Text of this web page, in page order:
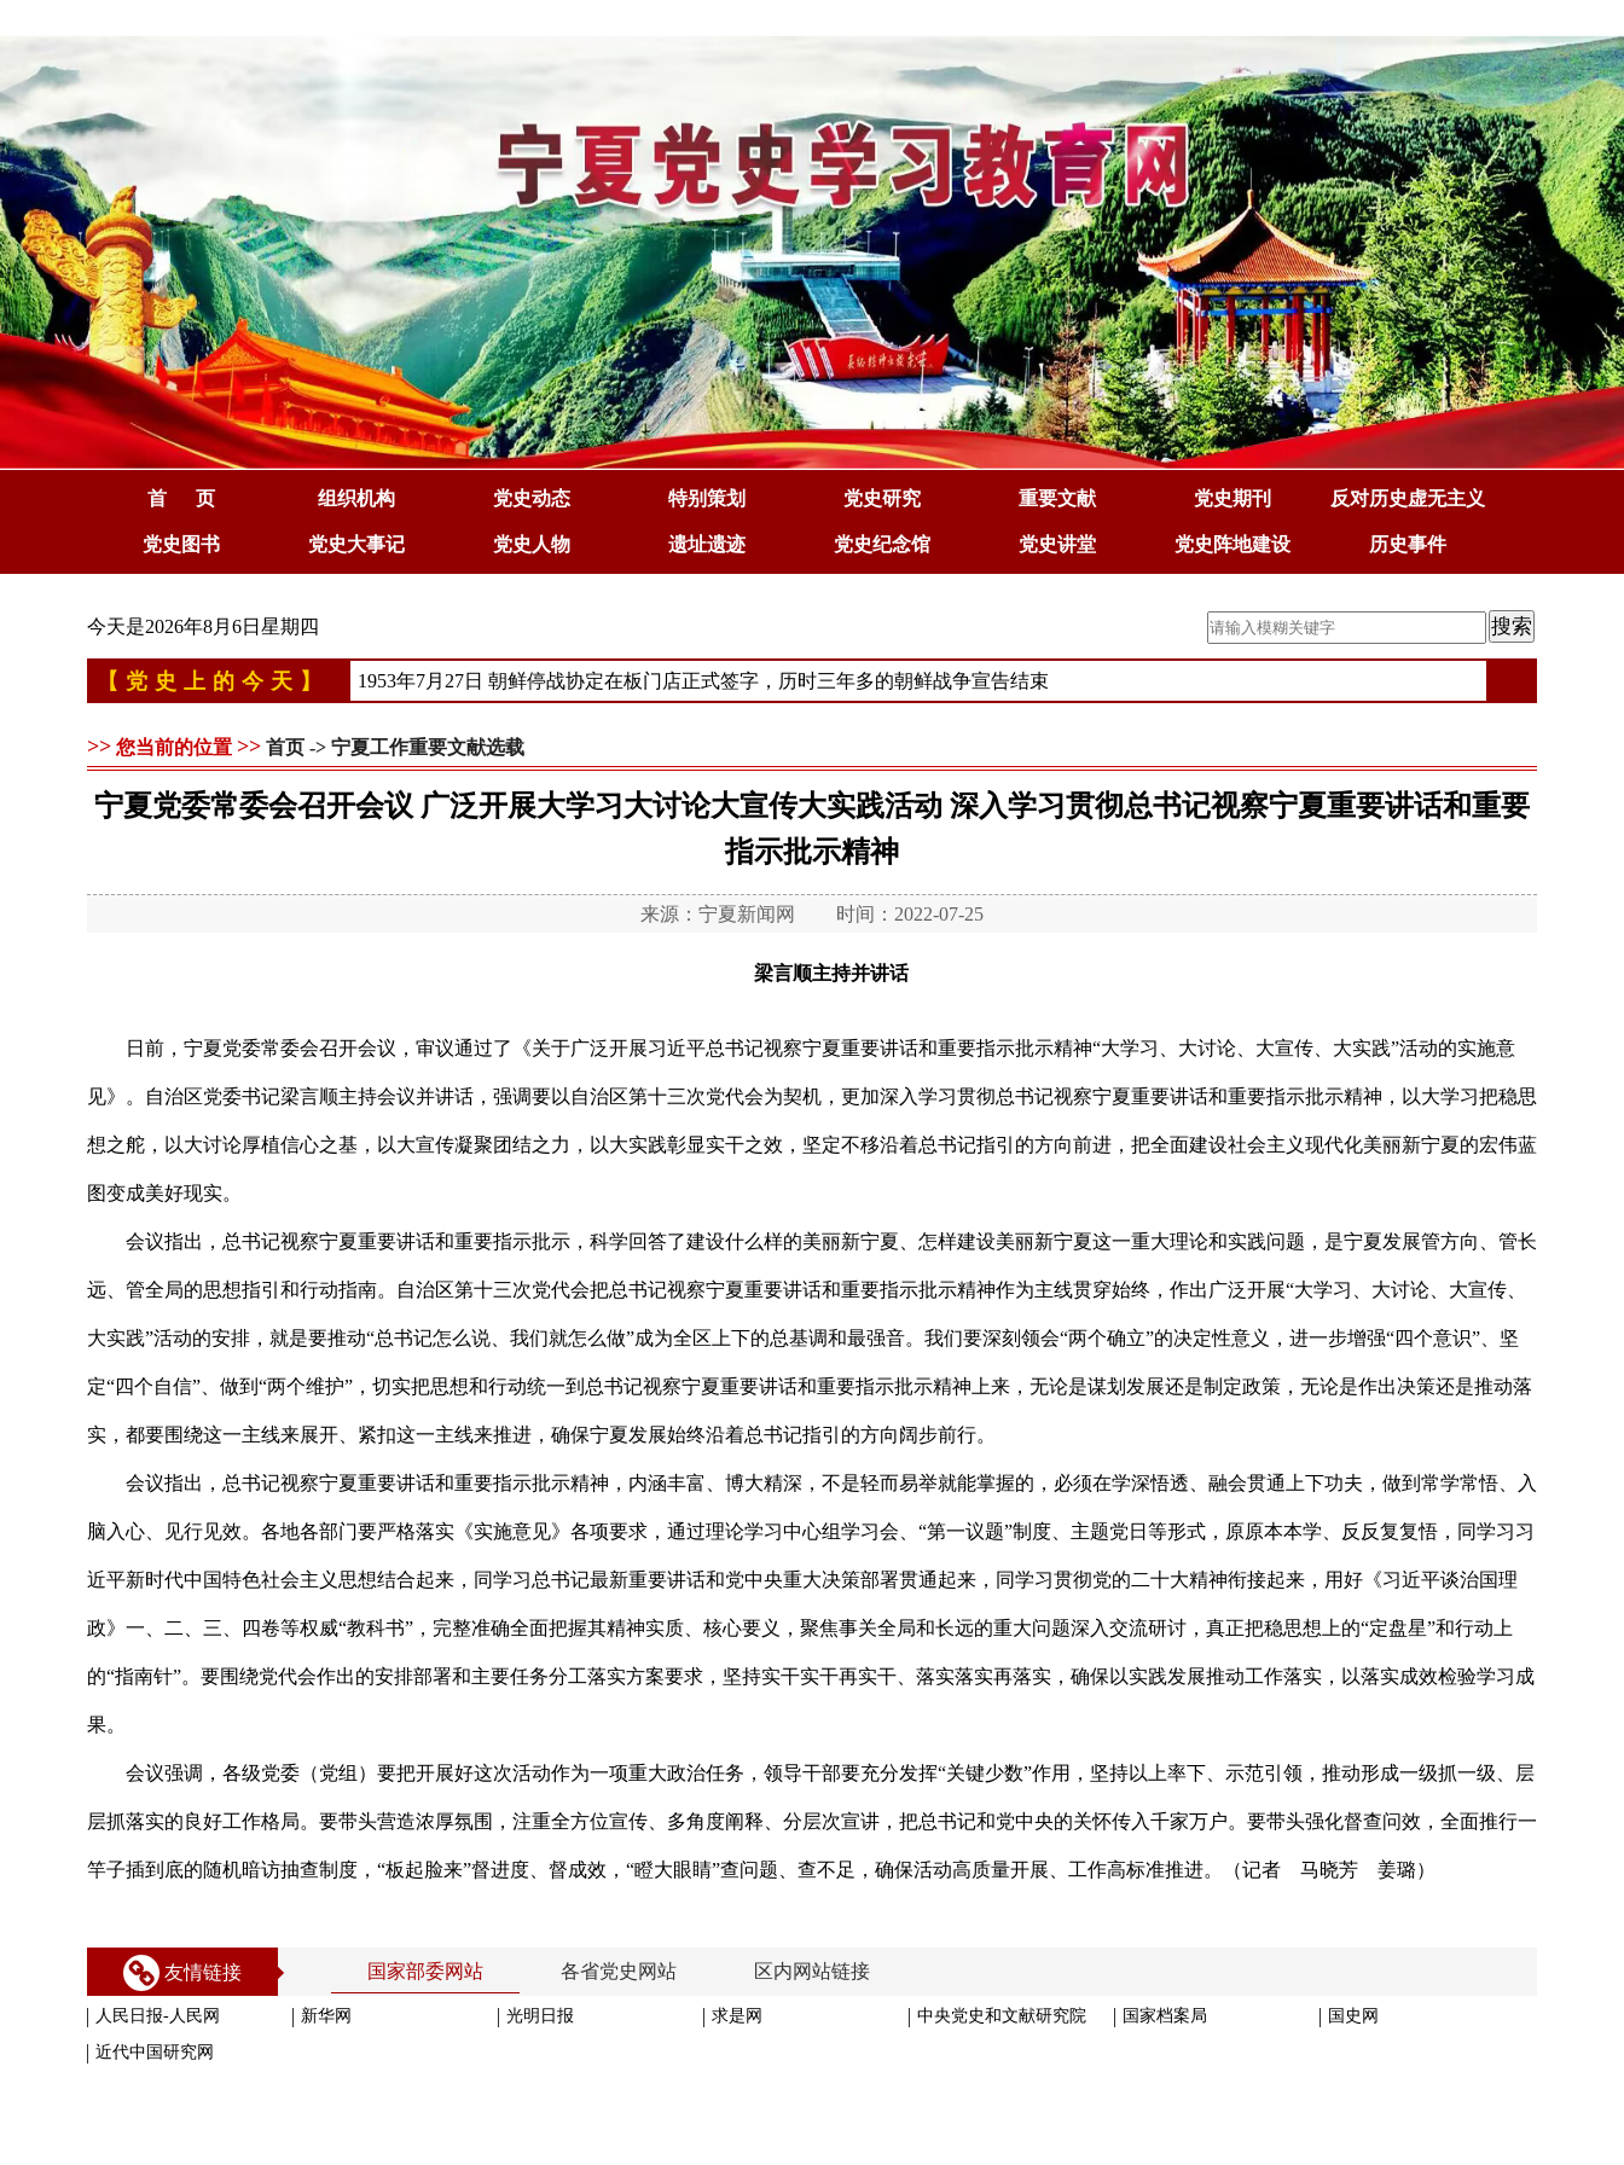
首 页 组织机构 党史动态 特别策划 党史研究 重要文献 党史期刊 反对历史虚无主义
党史图书 党史大事记 党史人物 遗址遗迹 党史纪念馆 党史讲堂 党史阵地建设 历史事件
今天是2026年8月6日星期四
【党史上的今天】 1953年7月27日 朝鲜停战协定在板门店正式签字，历时三年多的朝鲜战争宣告结束
>> 您当前的位置 >> 首页 -> 宁夏工作重要文献选载
宁夏党委常委会召开会议 广泛开展大学习大讨论大宣传大实践活动 深入学习贯彻总书记视察宁夏重要讲话和重要
指示批示精神
来源： 宁夏新闻网 时间：2022-07-25
梁言顺主持并讲话
日前，宁夏党委常委会召开会议，审议通过了《关于广泛开展习近平总书记视察宁夏重要讲话和重要指示批示精神“大学习、大讨论、大宣传、大实践”活动的实施意
见》。自治区党委书记梁言顺主持会议并讲话，强调要以自治区第十三次党代会为契机，更加深入学习贯彻总书记视察宁夏重要讲话和重要指示批示精神，以大学习把稳思
想之舵，以大讨论厚植信心之基，以大宣传凝聚团结之力，以大实践彰显实干之效，坚定不移沿着总书记指引的方向前进，把全面建设社会主义现代化美丽新宁夏的宏伟蓝
图变成美好现实。
会议指出，总书记视察宁夏重要讲话和重要指示批示，科学回答了建设什么样的美丽新宁夏、怎样建设美丽新宁夏这一重大理论和实践问题，是宁夏发展管方向、管长
远、管全局的思想指引和行动指南。自治区第十三次党代会把总书记视察宁夏重要讲话和重要指示批示精神作为主线贯穿始终，作出广泛开展“大学习、大讨论、大宣传、
大实践”活动的安排，就是要推动“总书记怎么说、我们就怎么做”成为全区上下的总基调和最强音。我们要深刻领会“两个确立”的决定性意义，进一步增强“四个意识”、坚
定“四个自信”、做到“两个维护”，切实把思想和行动统一到总书记视察宁夏重要讲话和重要指示批示精神上来，无论是谋划发展还是制定政策，无论是作出决策还是推动落
实，都要围绕这一主线来展开、紧扣这一主线来推进，确保宁夏发展始终沿着总书记指引的方向阔步前行。
会议指出，总书记视察宁夏重要讲话和重要指示批示精神，内涵丰富、博大精深，不是轻而易举就能掌握的，必须在学深悟透、融会贯通上下功夫，做到常学常悟、入
脑入心、见行见效。各地各部门要严格落实《实施意见》各项要求，通过理论学习中心组学习会、“第一议题”制度、主题党日等形式，原原本本学、反反复复悟，同学习习
近平新时代中国特色社会主义思想结合起来，同学习总书记最新重要讲话和党中央重大决策部署贯通起来，同学习贯彻党的二十大精神衔接起来，用好《习近平谈治国理
政》一、二、三、四卷等权威“教科书”，完整准确全面把握其精神实质、核心要义，聚焦事关全局和长远的重大问题深入交流研讨，真正把稳思想上的“定盘星”和行动上
的“指南针”。要围绕党代会作出的安排部署和主要任务分工落实方案要求，坚持实干实干再实干、落实落实再落实，确保以实践发展推动工作落实，以落实成效检验学习成
果。
会议强调，各级党委（党组）要把开展好这次活动作为一项重大政治任务，领导干部要充分发挥“关键少数”作用，坚持以上率下、示范引领，推动形成一级抓一级、层
层抓落实的良好工作格局。要带头营造浓厚氛围，注重全方位宣传、多角度阐释、分层次宣讲，把总书记和党中央的关怀传入千家万户。要带头强化督查问效，全面推行一
竿子插到底的随机暗访抽查制度，“板起脸来”督进度、督成效，“瞪大眼睛”查问题、查不足，确保活动高质量开展、工作高标准推进。（记者 马晓芳 姜璐）
友情链接 国家部委网站 各省党史网站 区内网站链接
人民日报-人民网 新华网 光明日报 求是网 中央党史和文献研究院 国家档案局
国史网
近代中国研究网